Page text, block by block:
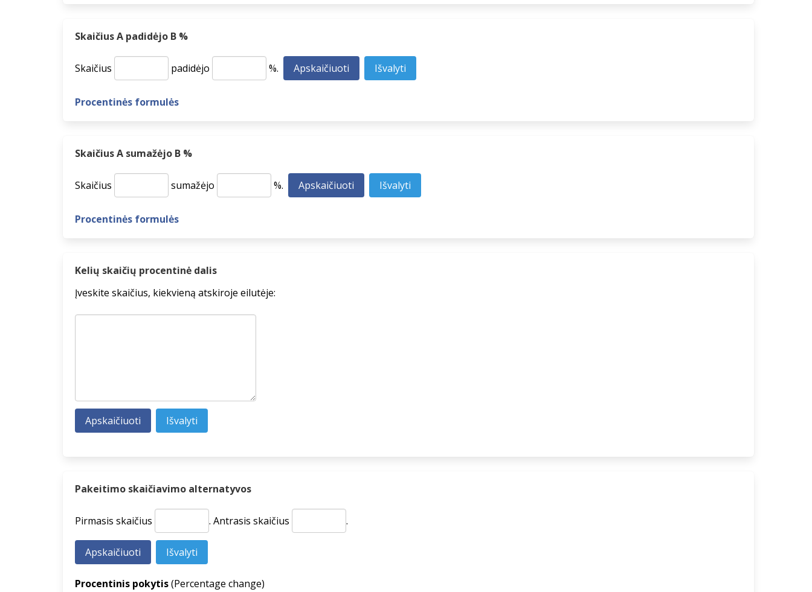
Skaičius A padidėjo B %
Skaičius padidėjo %.
Procentinės formulės
Skaičius A sumažėjo B %
Skaičius sumažėjo %.
Procentinės formulės
Kelių skaičių procentinė dalis
Įveskite skaičius, kiekvieną atskiroje eilutėje:
Pakeitimo skaičiavimo alternatyvos
Pirmasis skaičius . Antrasis skaičius .
Procentinis pokytis(Percentage change)